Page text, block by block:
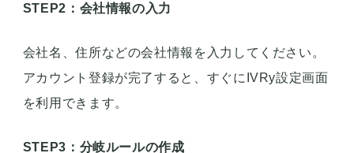
STEP2：会社情報の入力
会社名、住所などの会社情報を入力してください。
アカウント登録が完了すると、すぐにIVRy設定画面
を利用できます。
STEP3：分岐ルールの作成